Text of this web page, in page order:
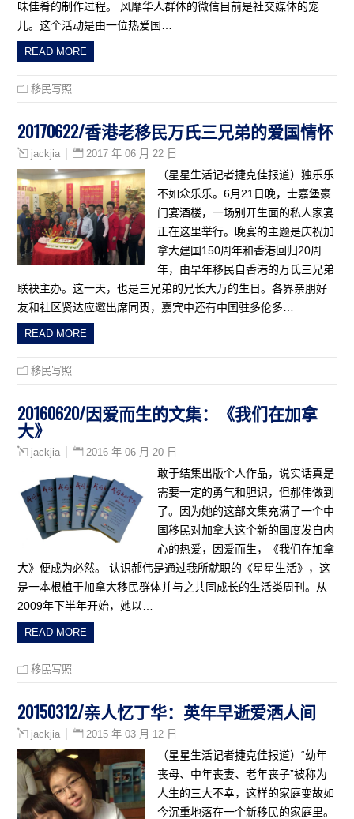
味佳肴的制作过程。 风靡华人群体的微信目前是社交媒体的宠
儿。这个活动是由一位热爱国…
READ MORE
移民写照
20170622/香港老移民万氏三兄弟的爱国情怀
jackjia 2017 年 06 月 22 日
（星星生活记者捷克佳报道）独乐乐
不如众乐乐。6月21日晚，士嘉堡豪
门宴酒楼，一场别开生面的私人家宴
正在这里举行。晚宴的主题是庆祝加
拿大建国150周年和香港回归20周
年，由早年移民自香港的万氏三兄弟
联袂主办。这一天，也是三兄弟的兄长大万的生日。各界亲朋好
友和社区贤达应邀出席同贺，嘉宾中还有中国驻多伦多…
READ MORE
移民写照
20160620/因爱而生的文集：《我们在加拿
大》
jackjia 2016 年 06 月 20 日
敢于结集出版个人作品，说实话真是
需要一定的勇气和胆识，但郝伟做到
了。因为她的这部文集充满了一个中
国移民对加拿大这个新的国度发自内
心的热爱，因爱而生，《我们在加拿
大》便成为必然。 认识郝伟是通过我所就职的《星星生活》，这
是一本根植于加拿大移民群体并与之共同成长的生活类周刊。从
2009年下半年开始，她以…
READ MORE
移民写照
20150312/亲人忆丁华：英年早逝爱洒人间
jackjia 2015 年 03 月 12 日
（星星生活记者捷克佳报道）“幼年
丧母、中年丧妻、老年丧子”被称为
人生的三大不幸，这样的家庭变故如
今沉重地落在一个新移民的家庭里。